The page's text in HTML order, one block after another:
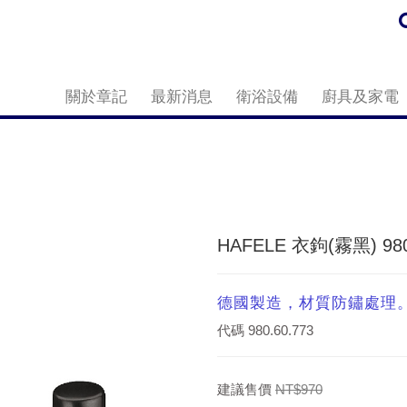
關於章記 最新消息 衛浴設備 廚具及家電
HAFELE 衣鉤(霧黑)
德國製造，材質防鏽處理
代碼 980.60.773
建議售價 NT$970